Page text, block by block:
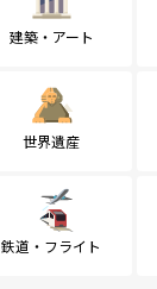
建築・アート
世界遺産
鉄道・フライト